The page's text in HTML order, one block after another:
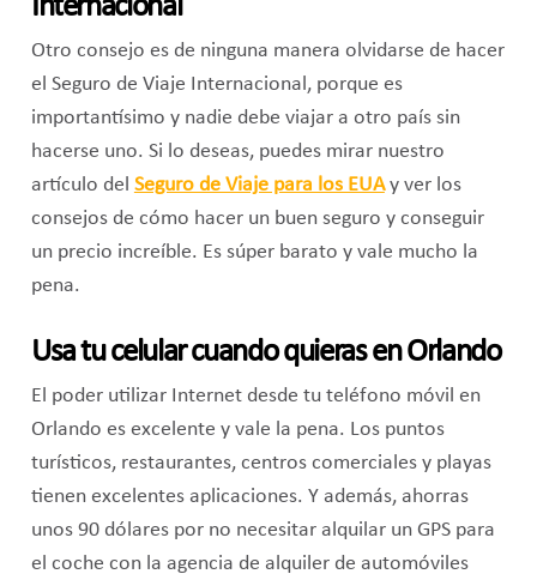
Internacional
Otro consejo es de ninguna manera olvidarse de hacer
el Seguro de Viaje Internacional, porque es
importantísimo y nadie debe viajar a otro país sin
hacerse uno. Si lo deseas, puedes mirar nuestro
artículo del Seguro de Viaje para los EUAy ver los
consejos de cómo hacer un buen seguro y conseguir
un precio increíble. Es súper barato y vale mucho la
pena.
Usa tu celular cuando quieras en Orlando
El poder utilizar Internet desde tu teléfono móvil en
Orlando es excelente y vale la pena. Los puntos
turísticos, restaurantes, centros comerciales y playas
tienen excelentes aplicaciones. Y además, ahorras
unos 90 dólares por no necesitar alquilar un GPS para
el coche con la agencia de alquiler de automóviles